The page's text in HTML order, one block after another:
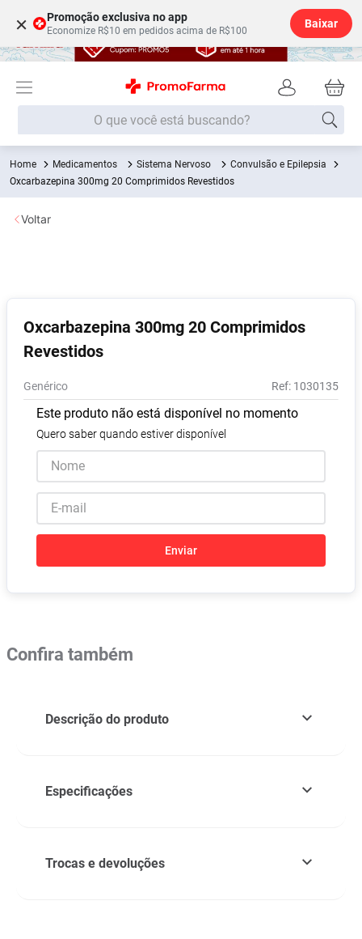
× Promoção exclusiva no app
Economize R$10 em pedidos acima de R$100
Baixar
O que você está buscando?
Medicamentos Sistema Nervoso
Convulsão e Epilepsia
Oxcarbazepina 300mg 20 Comprimidos Revestidos
Oxcarbazepina 300mg 20 Comprimidos
Revestidos
Genérico : 1030135
Este produto não está disponível no momento
Quero saber quando estiver disponível
Enviar
Voltar
Confira também
Descrição do produto
Especificações
Trocas e devoluções
Termos mais buscados
1º Fralda
2
6º Desodorante
7º Shampoo
8º
9º Vitamina D
10º Soro Fisiológico